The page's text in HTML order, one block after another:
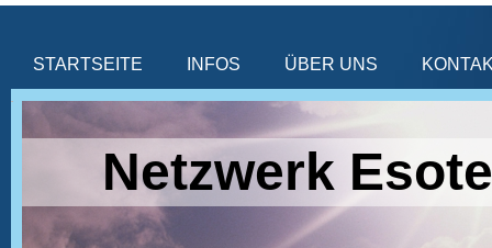
STARTSEITE INFOS ÜBER UNS
Netzwerk